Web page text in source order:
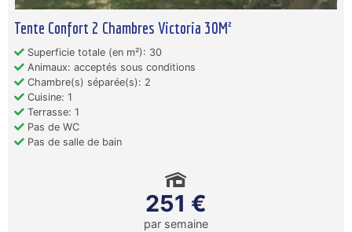
Tente Confort 2 Chambres Victoria 30M²
Superficie totale (en m²): 30
Animaux: acceptés sous conditions
Chambre(s) séparée(s): 2
Cuisine: 1
Terrasse: 1
Pas de WC
Pas de salle de bain
251 €
par semaine